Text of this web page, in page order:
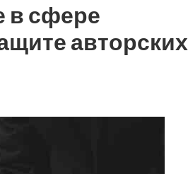
в сфере
авторских